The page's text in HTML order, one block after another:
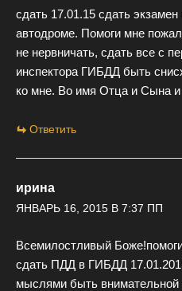
сдать 17.01.15 сдать
автодроме. Помоги мне
не нервничать, сдать все с
инспектора ГИБДД быть
ко мне. Во имя Отца и Сына
Ответить
ирина
ЯНВАРЬ 16, 2015 В 7:37 ПП
Всемилостливый
сдать ПДД в ГИБДД
мыслями быть внимательной